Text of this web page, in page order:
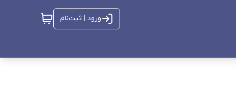
ورود | ثبت‌نام